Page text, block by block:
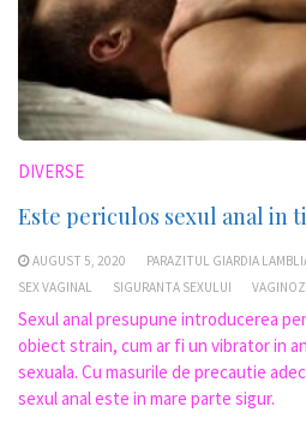
DIVERSE
Este periculos sexul anal in
AUGUST 5, 2020 PARAZITUL GIARDIA
SEX VAGINAL
SIGURANTA SEXULUI
Sexul anal presupune introducerea
obiect strain, cum ar fi un vibrator in
sexuala. Cu masurile de precautie
sexul anal este in mare parte sigur.